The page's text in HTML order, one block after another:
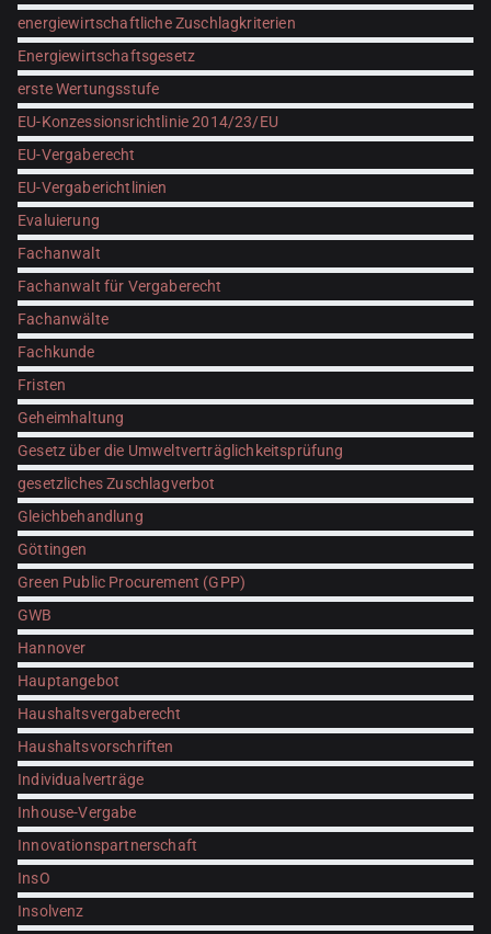
energiewirtschaftliche Zuschlagkriterien
Energiewirtschaftsgesetz
erste Wertungsstufe
EU-Konzessionsrichtlinie 2014/23/EU
EU-Vergaberecht
EU-Vergaberichtlinien
Evaluierung
Fachanwalt
Fachanwalt für Vergaberecht
Fachanwälte
Fachkunde
Fristen
Geheimhaltung
Gesetz über die Umweltverträglichkeitsprüfung
gesetzliches Zuschlagverbot
Gleichbehandlung
Göttingen
Green Public Procurement (GPP)
GWB
Hannover
Hauptangebot
Haushaltsvergaberecht
Haushaltsvorschriften
Individualverträge
Inhouse-Vergabe
Innovationspartnerschaft
InsO
Insolvenz